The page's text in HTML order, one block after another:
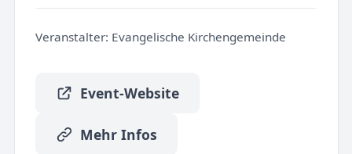
Veranstalter: Evangelische Kirchengemeinde
Event-Website
Mehr Infos